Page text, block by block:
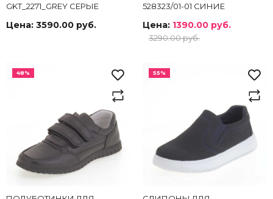
GKT_2271_GREY СЕРЫЕ
Цена: 3590.00 руб.
528323/01-01 СИНИЕ
Цена: 1390.00 руб.
3290.00 руб.
48% 55%